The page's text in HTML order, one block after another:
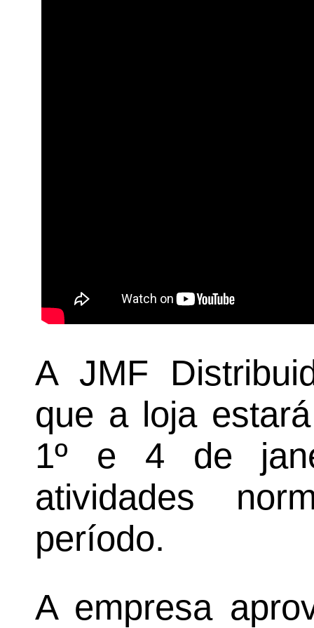
A JMF
que a loja
1º e 4 de
atividades
período.
A empresa